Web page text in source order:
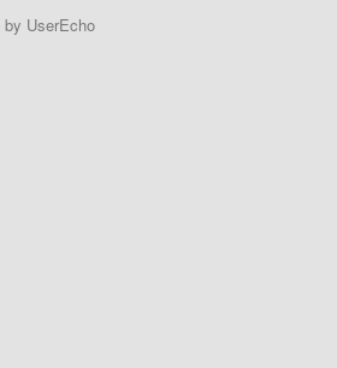
by UserEcho